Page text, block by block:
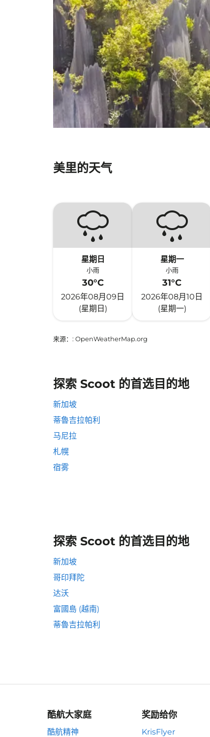
美里的天气
星期日
小雨
30°C
2026年08月09日
(星期日)
星期一
小雨
31°C
2026年08月10日
(星期一)
来源： : OpenWeatherMap.org
探索 Scoot 的首选目的地
新加坡
蒂魯吉拉帕利
马尼拉
札幌
宿雾
探索 Scoot 的首选目的地
新加坡
哥印拜陀
达沃
富國島 (越南)
蒂魯吉拉帕利
酷航大家庭
酷航精神
奖励给你
KrisFlyer